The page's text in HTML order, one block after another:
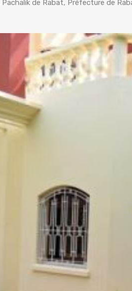
de Rabat, Préfecture de